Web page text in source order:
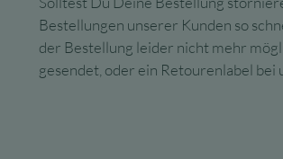
Bestellungen unserer Kunden so
der Bestellung leider nicht mehr
gesendet, oder ein Retourenlabel